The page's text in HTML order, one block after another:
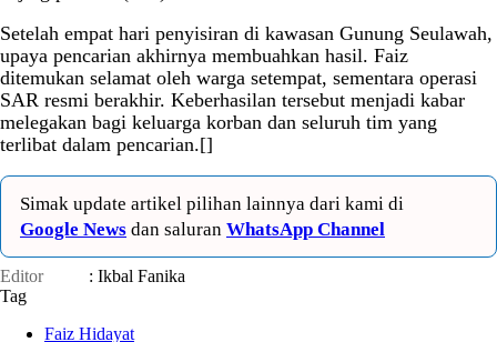
Setelah empat hari penyisiran di kawasan Gunung Seulawah,
upaya pencarian akhirnya membuahkan hasil. Faiz
ditemukan selamat oleh warga setempat, sementara operasi
SAR resmi berakhir. Keberhasilan tersebut menjadi kabar
melegakan bagi keluarga korban dan seluruh tim yang
terlibat dalam pencarian.[]
Simak update artikel pilihan lainnya dari kami di
Google News dan saluran WhatsApp Channel
Editor
: Ikbal Fanika
Tag
Faiz Hidayat